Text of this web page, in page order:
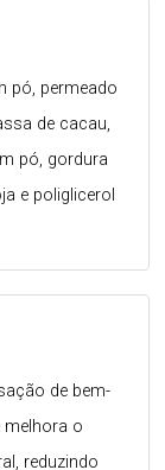
de bem-
melhora o
reduzindo
pó, permeado
de cacau,
pó, gordura
e poliglicerol